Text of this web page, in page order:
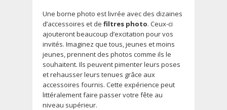
Une borne photo est livrée avec des dizaines
d’accessoires et de filtres photo. Ceux-ci
ajouteront beaucoup d’excitation pour vos
invités. Imaginez que tous, jeunes et moins
jeunes, prennent des photos comme ils le
souhaitent. Ils peuvent pimenter leurs poses
et rehausser leurs tenues grâce aux
accessoires fournis. Cette expérience peut
littéralement faire passer votre fête au
niveau supérieur.